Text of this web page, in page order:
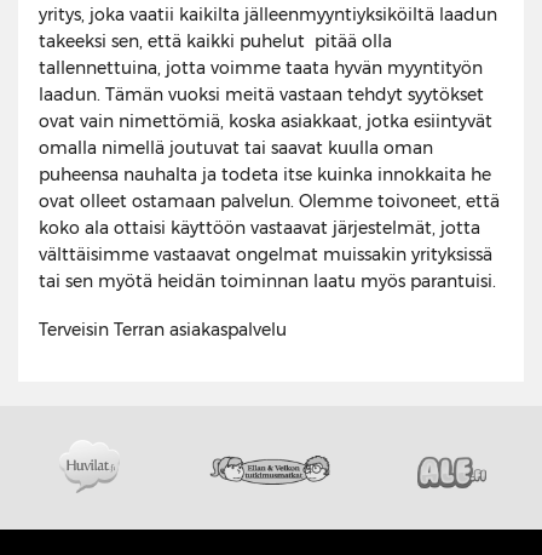
yritys, joka vaatii kaikilta jälleenmyyntiyksiköiltä laadun
takeeksi sen, että kaikki puhelut pitää olla
tallennettuina, jotta voimme taata hyvän myyntityön
laadun. Tämän vuoksi meitä vastaan tehdyt syytökset
ovat vain nimettömiä, koska asiakkaat, jotka esiintyvät
omalla nimellä joutuvat tai saavat kuulla oman
puheensa nauhalta ja todeta itse kuinka innokkaita he
ovat olleet ostamaan palvelun. Olemme toivoneet, että
koko ala ottaisi käyttöön vastaavat järjestelmät, jotta
välttäisimme vastaavat ongelmat muissakin yrityksissä
tai sen myötä heidän toiminnan laatu myös parantuisi.
Terveisin Terran asiakaspalvelu